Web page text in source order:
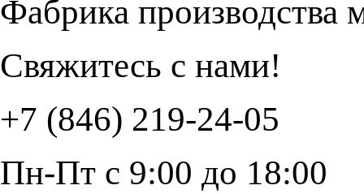
Фабрика производства
Свяжитесь с нами!
+7 (846) 219-24-05
Пн-Пт с 9:00 до 18:00